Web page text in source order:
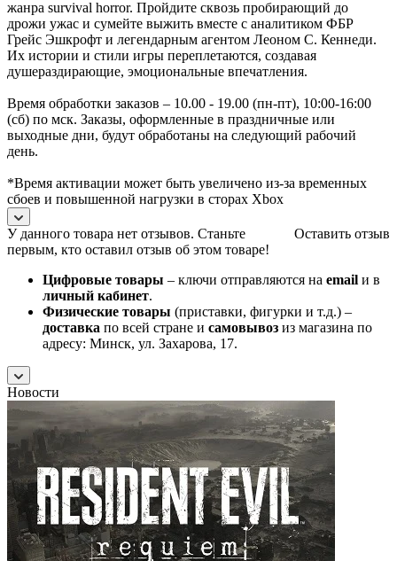
жанра survival horror. Пройдите сквозь пробирающий до
дрожи ужас и сумейте выжить вместе с аналитиком ФБР
Грейс Эшкрофт и легендарным агентом Леоном С. Кеннеди.
Их истории и стили игры переплетаются, создавая
душераздирающие, эмоциональные впечатления.
Время обработки заказов – 10.00 - 19.00 (пн-пт), 10:00-16:00
(сб) по мск. Заказы, оформленные в праздничные или
выходные дни, будут обработаны на следующий рабочий
день.
*Время активации может быть увеличено из-за временных
сбоев и повышенной нагрузки в сторах Xbox
Оставить отзыв
У данного товара нет отзывов. Станьте
первым, кто оставил отзыв об этом товаре!
Цифровые товары – ключи отправляются на email и в
личный кабинет.
Физические товары (приставки, фигурки и т.д.) –
доставка по всей стране и самовывоз из магазина по
адресу: Минск, ул. Захарова, 17.
Новости